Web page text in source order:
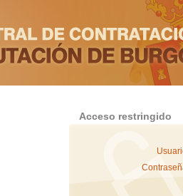
Acceso restringido